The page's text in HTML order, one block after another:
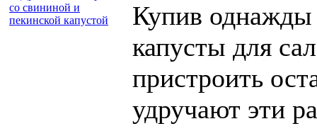
Купив однажды
капусты для
пристроить
удручают эти